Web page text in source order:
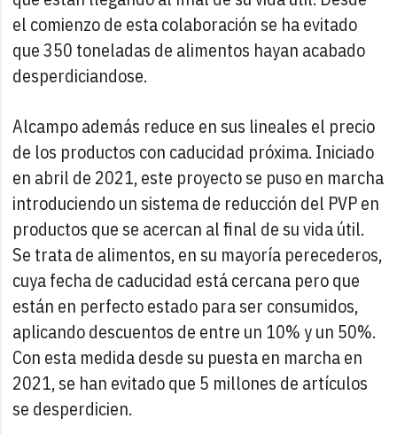
el comienzo de esta colaboración se ha evitado
que 350 toneladas de alimentos hayan acabado
desperdiciandose.
Alcampo además reduce en sus lineales el precio
de los productos con caducidad próxima. Iniciado
en abril de 2021, este proyecto se puso en marcha
introduciendo un sistema de reducción del PVP en
productos que se acercan al final de su vida útil.
Se trata de alimentos, en su mayoría perecederos,
cuya fecha de caducidad está cercana pero que
están en perfecto estado para ser consumidos,
aplicando descuentos de entre un 10% y un 50%.
Con esta medida desde su puesta en marcha en
2021, se han evitado que 5 millones de artículos
se desperdicien.